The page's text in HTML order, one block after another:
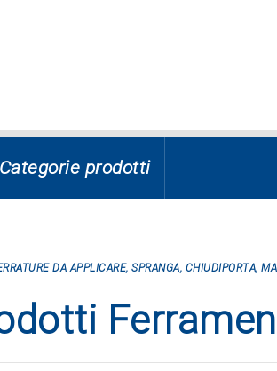
Categorie prodotti
DA APPLICARE, SPRANGA, CHIUDIPORTA,